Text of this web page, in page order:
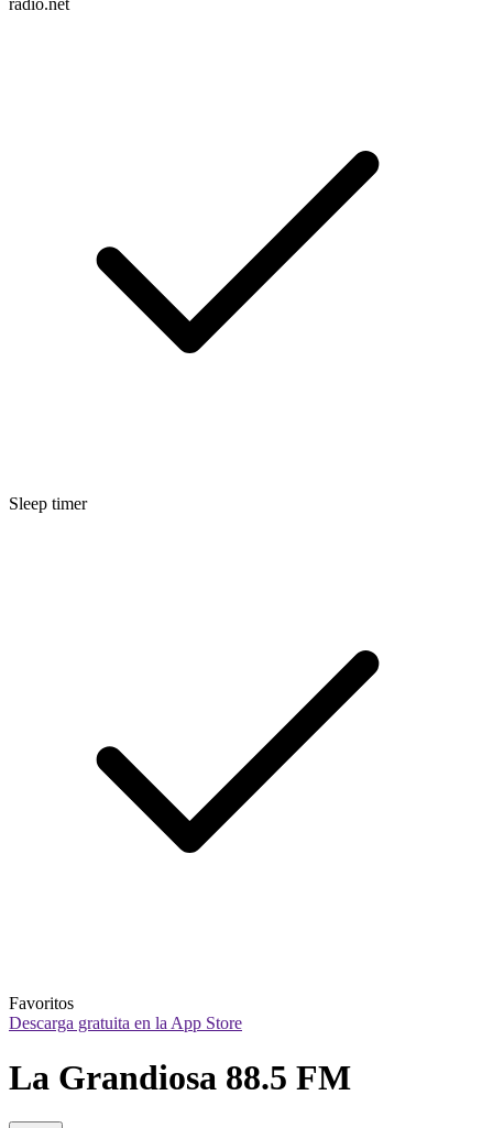
radio.net
Sleep timer
Favoritos
Descarga gratuita en la App Store
La Grandiosa 88.5 FM